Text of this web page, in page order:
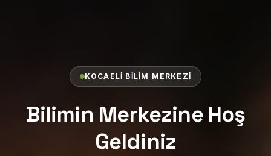
KOCAELI BILIM MERKEZI
Bilimin Merkezine Hoş
Geldiniz